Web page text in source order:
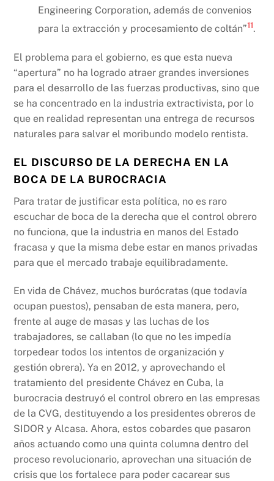
Engineering Corporation, además de convenios
para la extracción y procesamiento de coltán”11.
El problema para el gobierno, es que esta nueva
“apertura” no ha logrado atraer grandes inversiones
para el desarrollo de las fuerzas productivas, sino que
se ha concentrado en la industria extractivista, por lo
que en realidad representan una entrega de recursos
naturales para salvar el moribundo modelo rentista.
EL DISCURSO DE LA DERECHA EN LA
BOCA DE LA BUROCRACIA
Para tratar de justificar esta política, no es raro
escuchar de boca de la derecha que el control obrero
no funciona, que la industria en manos del Estado
fracasa y que la misma debe estar en manos privadas
para que el mercado trabaje equilibradamente.
En vida de Chávez, muchos burócratas (que todavía
ocupan puestos), pensaban de esta manera, pero,
frente al auge de masas y las luchas de los
trabajadores, se callaban (lo que no les impedía
torpedear todos los intentos de organización y
gestión obrera). Ya en 2012, y aprovechando el
tratamiento del presidente Chávez en Cuba, la
burocracia destruyó el control obrero en las empresas
de la CVG, destituyendo a los presidentes obreros de
SIDOR y Alcasa. Ahora, estos cobardes que pasaron
años actuando como una quinta columna dentro del
proceso revolucionario, aprovechan una situación de
crisis que los fortalece para poder cacarear sus